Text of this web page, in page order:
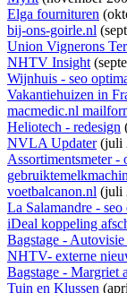
Elga fournituren
bij-ons-goirle.nl
Union Vignerons
NHTV Insight
Wijnhuis - seo
Vakantiehuizen in
macmedic.nl
Heliotech - redesign
NVLA Updater(juli
Assortimentsmeter -
voetbalcanon.nl (juli
La Salamandre -
iDeal koppeling
Bagstage - Autovisie
NHTV- externe
Bagstage - Margriet
Tuin en Klussen